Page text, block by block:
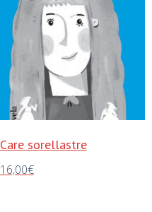
Care sorellastre
16,00€